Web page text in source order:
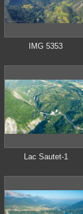
IMG 5353
Lac Sautet-1